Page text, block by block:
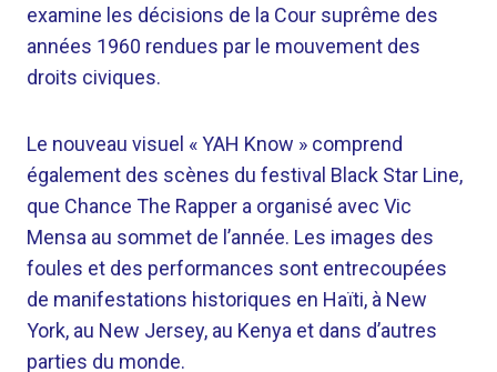
examine les décisions de la Cour suprême des
années 1960 rendues par le mouvement des
droits civiques.
Le nouveau visuel « YAH Know » comprend
également des scènes du festival Black Star Line,
que Chance The Rapper a organisé avec Vic
Mensa au sommet de l’année. Les images des
foules et des performances sont entrecoupées
de manifestations historiques en Haïti, à New
York, au New Jersey, au Kenya et dans d’autres
parties du monde.